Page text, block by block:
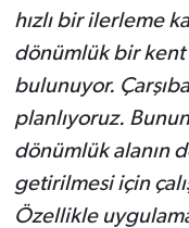
hızlı bir ilerleme
dönümlük bir kent
bulunuyor.
planlıyoruz.
dönümlük alanın
getirilmesi için
Özellikle